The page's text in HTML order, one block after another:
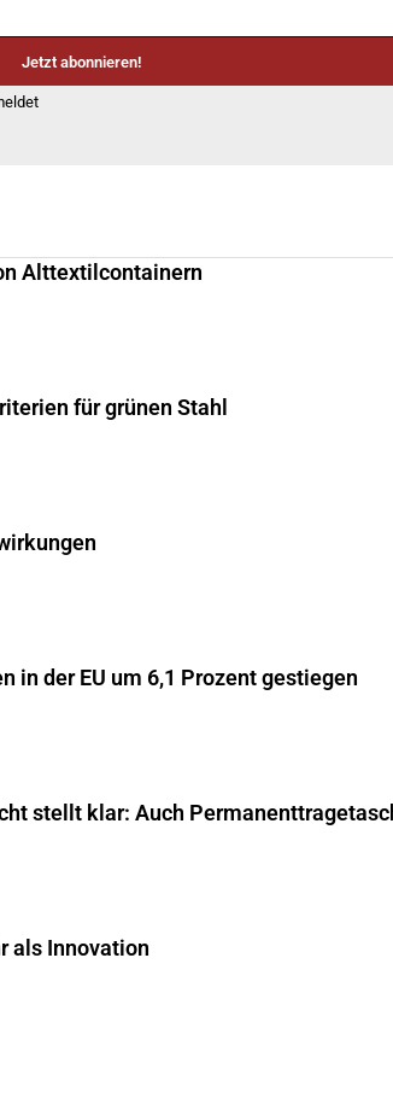
Jetzt abonnieren!
Alttextilcontainern
für grünen Stahl
in der EU um 6,1 Prozent gestiegen
stellt klar: Auch
als Innovation